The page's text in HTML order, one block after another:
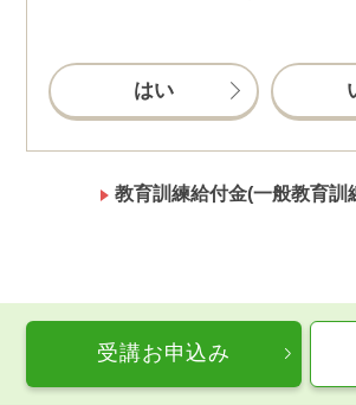
はい
教育訓練給付金(一般教育訓
受講お申込み